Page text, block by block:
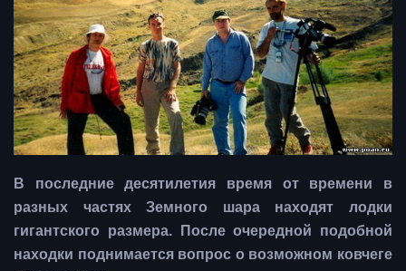
В последние десятилетия время от времени в
разных частях Земного шара находят лодки
гигантского размера. После очередной подобной
находки поднимается вопрос о возможном ковчеге